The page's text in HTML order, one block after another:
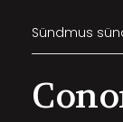
Sündmus